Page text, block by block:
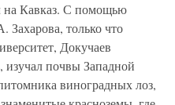
на Кавказ. С помощью
Захарова, только что
Докучаев
изучал почвы Западной
виноградных лоз,